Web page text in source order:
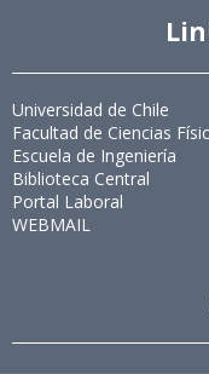
Universidad de Chile
Facultad de Ciencias
Escuela de Ingeniería
Biblioteca Central
Portal Laboral
WEBMAIL